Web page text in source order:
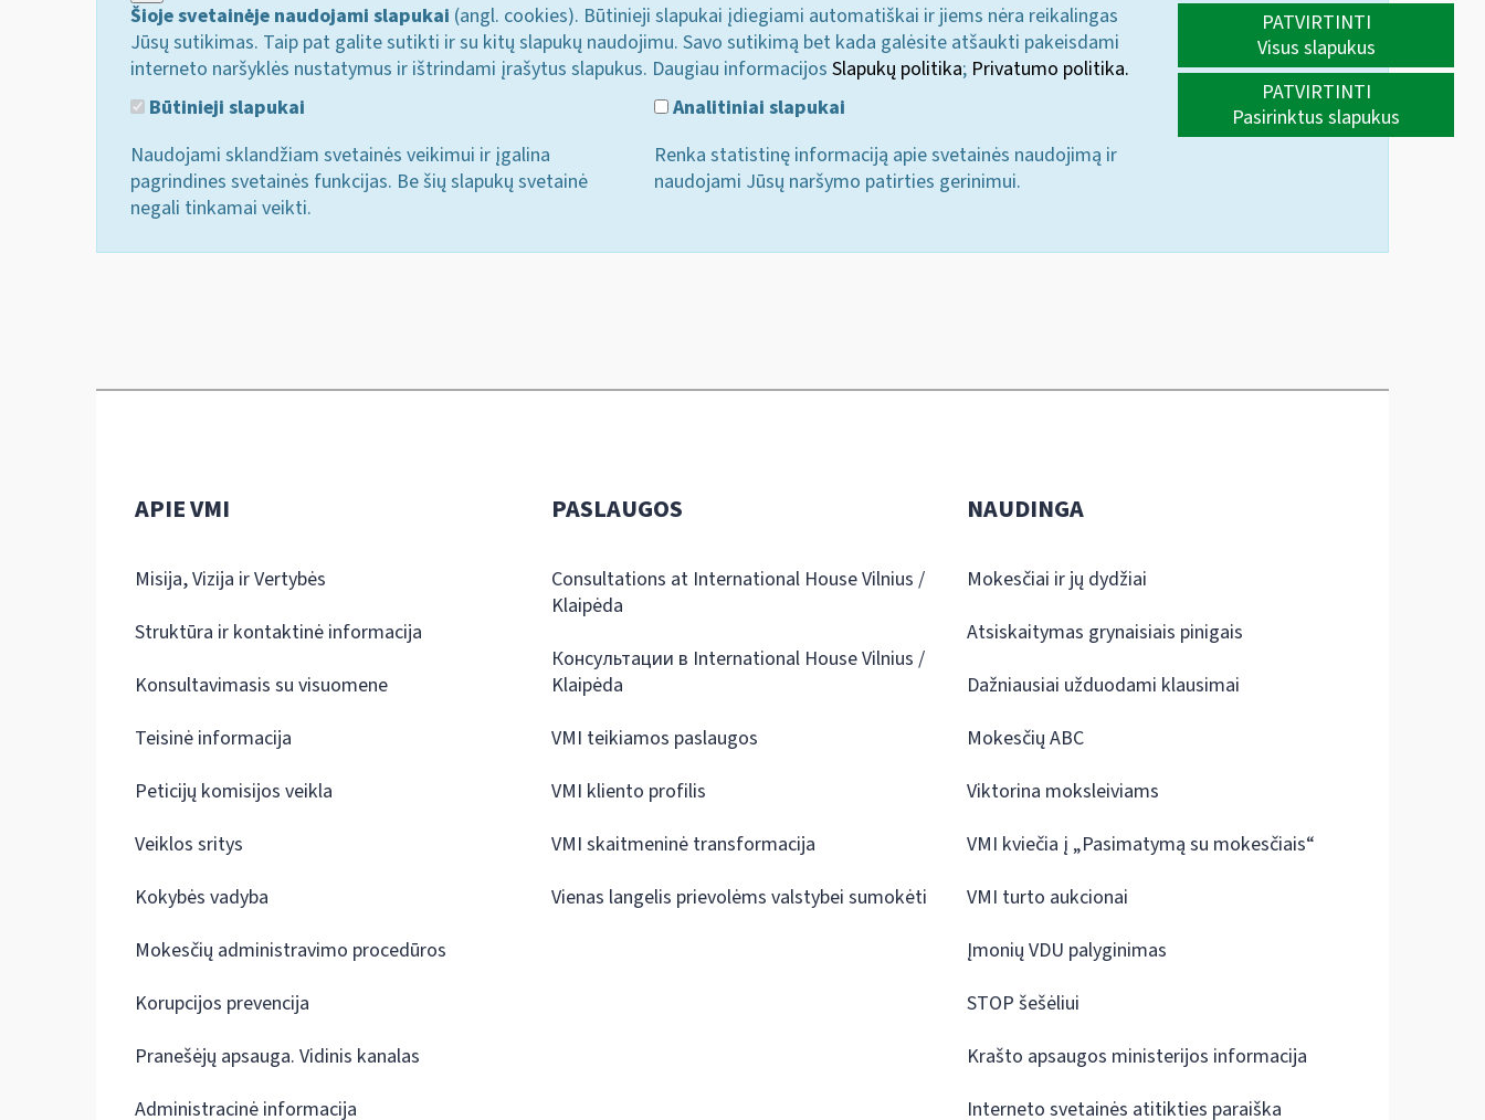
Šioje svetainėje naudojami slapukai (angl. cookies). Būtinieji slapukai įdiegiami automatiškai ir jiems nėra reikalingas
Jūsų sutikimas. Taip pat galite sutikti ir su kitų slapukų naudojimu. Savo sutikimą bet kada galėsite atšaukti pakeisdami
interneto naršyklės nustatymus ir ištrindami įrašytus slapukus. Daugiau informacijos Slapukų politika; Privatumo politika.
Būtinieji slapukai
Naudojami sklandžiam svetainės veikimui ir įgalina
pagrindines svetainės funkcijas. Be šių slapukų svetainė
negali tinkamai veikti.
Analitiniai slapukai
Renka statistinę informaciją apie svetainės naudojimą ir
naudojami Jūsų naršymo patirties gerinimui.
PATVIRTINTI
Visus slapukus
PATVIRTINTI
Pasirinktus slapukus
APIE VMI
Misija, Vizija ir Vertybės
Struktūra ir kontaktinė informacija
Konsultavimasis su visuomene
Teisinė informacija
Peticijų komisijos veikla
Veiklos sritys
Kokybės vadyba
Mokesčių administravimo procedūros
Korupcijos prevencija
Pranešėjų apsauga. Vidinis kanalas
Administracinė informacija
PASLAUGOS
Consultations at International House Vilnius /
Klaipėda
Консультации в International House Vilnius /
Klaipėda
VMI teikiamos paslaugos
VMI kliento profilis
VMI skaitmeninė transformacija
Vienas langelis prievolėms valstybei sumokėti
NAUDINGA
Mokesčiai ir jų dydžiai
Atsiskaitymas grynaisiais pinigais
Dažniausiai užduodami klausimai
Mokesčių ABC
Viktorina moksleiviams
VMI kviečia į „Pasimatymą su mokesčiais“
VMI turto aukcionai
Įmonių VDU palyginimas
STOP šešėliui
Krašto apsaugos ministerijos informacija
Interneto svetainės atitikties paraiška